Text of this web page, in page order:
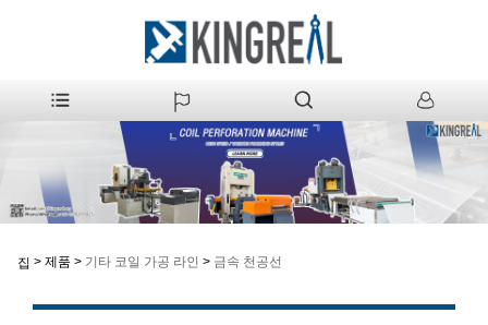
집 > 제품 > 기타 코일 가공 라인 > 금속 천공선